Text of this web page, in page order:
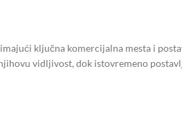
ključna komercijalna mesta i
vidljivost, dok istovremeno